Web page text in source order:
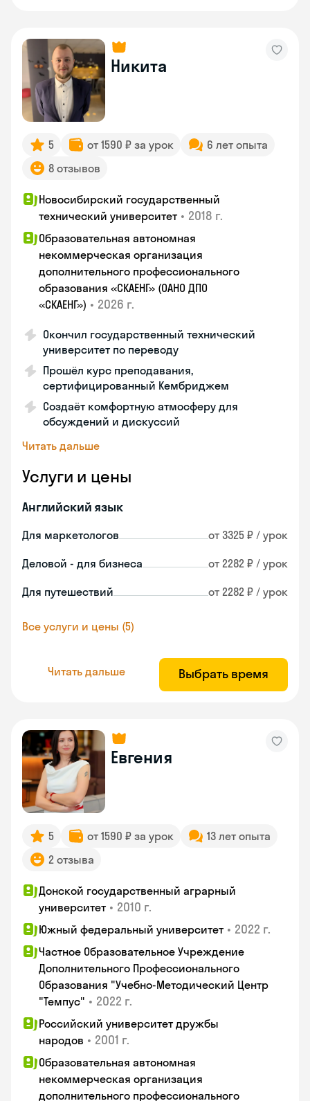
Никита
5 от 1590 ₽ за урок
6 лет опыта
8 отзывов
Новосибирский государственный
технический университет • 2018 г.
Образовательная автономная
некоммерческая организация
дополнительного профессионального
образования «СКАЕНГ» (ОАНО ДПО
«СКАЕНГ») • 2026 г.
Окончил государственный технический
университет по переводу
Прошёл курс преподавания,
сертифицированный Кембриджем
Создаёт комфортную атмосферу для
обсуждений и дискуссий
Читать дальше
Услуги и цены
Английский язык
Для маркетологов от 3325 ₽ / урок
Деловой - для бизнеса от 2282 ₽ / урок
Для путешествий от 2282 ₽ / урок
Все услуги и цены (5)
Читать дальше Выбрать время
Евгения
5 от 1590 ₽ за урок
13 лет опыта
2 отзыва
Донской государственный аграрный
университет • 2010 г.
Южный федеральный университет • 2022 г.
Частное Образовательное Учреждение
Дополнительного Профессионального
Образования "Учебно-Методический Центр
"Темпус" • 2022 г.
Российский университет дружбы
народов • 2001 г.
Образовательная автономная
некоммерческая организация
дополнительного профессионального